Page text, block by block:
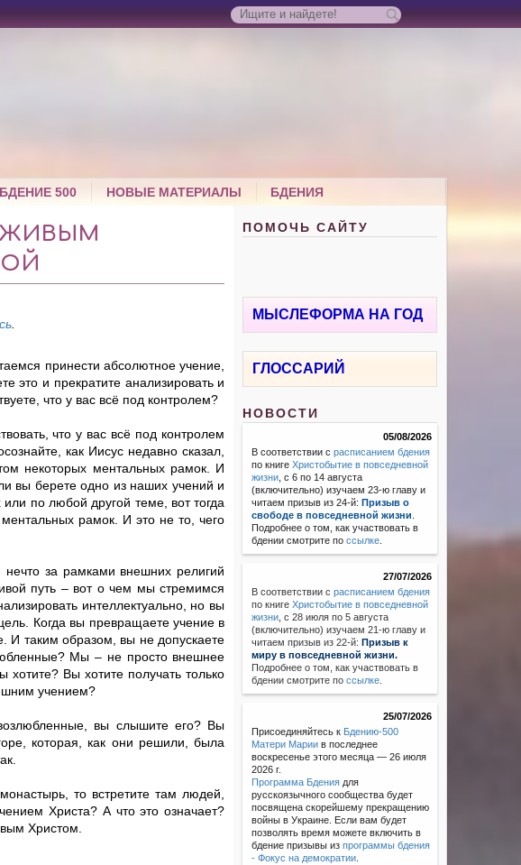
БДЕНИЕ 500 НОВЫЕ МАТЕРИАЛЫ БДЕНИЯ
ЖИВЫМ
.
принести абсолютное учение,
это и прекратите анализировать и
что у вас всё под контролем?
что у вас всё под контролем
как Иисус недавно сказал,
некоторых ментальных рамок. И
вы берете одно из наших учений и
или по любой другой теме, вот тогда
рамок. И это не то, чего
за рамками внешних религий
путь – вот о чем мы стремимся
интеллектуально, но вы
Когда вы превращаете учение в
И таким образом, вы не допускаете
Мы – не просто внешнее
Вы хотите получать только
учением?
вы слышите его? Вы
которая, как они решили, была
то встретите там людей,
Христа? А что это означает?
Христом.
ПОМОЧЬ САЙТУ
МЫСЛЕФОРМА НА ГОД
ГЛОССАРИЙ
НОВОСТИ
05/08/2026
В соответствии срасписанием бдения
по книгеХристобытие в повседневной
жизни , с 6 по 14 августа
(включительно) изучаем 23-ю главу и
читаем призыв из 24-й: Призыв о
свободе в повседневной жизни
Подробнее о том, как участвовать в
бдении смотрите поссылке
27/07/2026
В соответствии с расписанием бдения
по книгеХристобытие в повседневной
жизни с 28 июля по 5 августа
(включительно) изучаем 21-ю главу и
читаем призыв из 22-й: Призыв к
миру в повседневной жизни.
Подробнее о том, как участвовать в
бдении смотрите поссылке
25/07/2026
Присоединяйтесь к Бдению-500
Матери Марии в последнее
воскресенье этого месяца — 26 июля
2026 г.
Программа Бдения для
русскоязычного сообщества будет
посвящена скорейшему прекращению
войны в Украине. Если вам будет
позволять время можете включить в
бдение призывы изпрограммы бдения
- Фокус на демократии